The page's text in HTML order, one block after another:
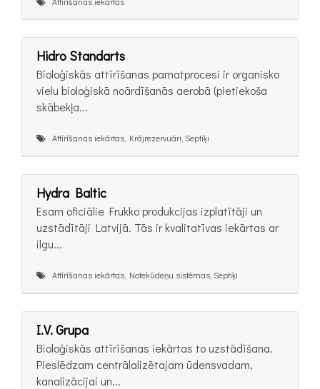
Hidro Standarts
Bioloģiskās attīrīšanas pamatprocesi ir organisko
vielu bioloģiskā noārdīšanās aerobā (pietiekoša
skābekļa...
Attīrīšanas iekārtas, Krājrezervuāri, Septiķi
Hydra Baltic
Esam oficiālie Frukko produkcijas izplatītāji un
uzstādītāji Latvijā. Tās ir kvalitatīvas iekārtas ar
ilgu...
Attīrīšanas iekārtas, Notekūdeņu sistēmas, Septiķi
I.V. Grupa
Bioloģiskās attīrīšanas iekārtas to uzstādīšana.
Pieslēdzam centrālalizētajam ūdensvadam,
kanalizācijai un...